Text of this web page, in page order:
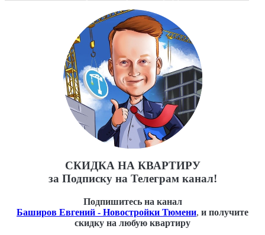
СКИДКА НА КВАРТИРУ
за Подписку на Телеграм канал!
Подпишитесь на канал
Баширов Евгений - Новостройки Тюмени, и получите
скидку на любую квартиру